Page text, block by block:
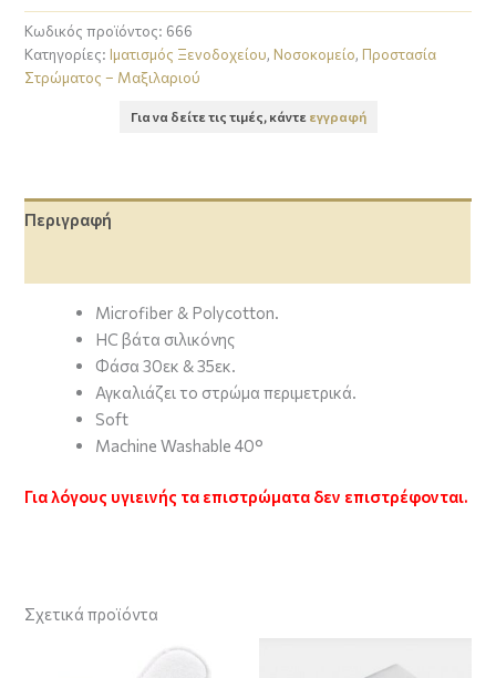
Κωδικός προϊόντος: 666
Κατηγορίες: Ιματισμός Ξενοδοχείου, Νοσοκομείο, Προστασία
Στρώματος – Μαξιλαριού
Για να δείτε τις τιμές, κάντε εγγραφή
Περιγραφή
Microfiber & Polycotton.
HC βάτα σιλικόνης
Φάσα 30εκ & 35εκ.
Αγκαλιάζει το στρώμα περιμετρικά.
Soft
Machine Washable 40°
Για λόγους υγιεινής τα επιστρώματα δεν επιστρέφονται.
Σχετικά προϊόντα